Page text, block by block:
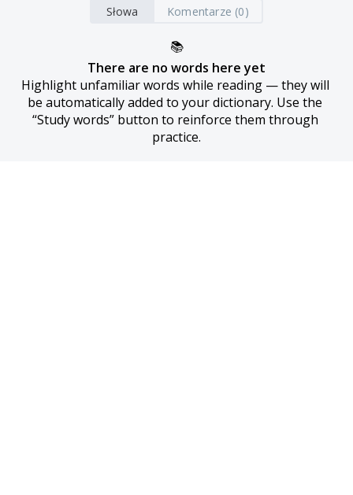
Słowa Komentarze (0)
📚
There are no words here yet
Highlight unfamiliar words while reading — they will
be automatically added to your dictionary. Use the
“Study words” button to reinforce them through
practice.